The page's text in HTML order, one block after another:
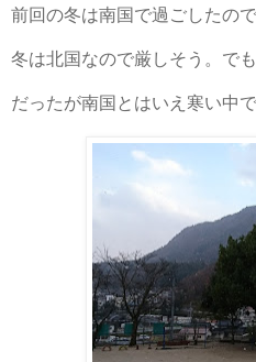
前回の冬は南国で過ごしたの
冬は北国なので厳しそう。で
だったが南国とはいえ寒い中